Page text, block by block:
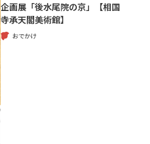
企画展「後水尾院の京」【相国
寺承天閣美術館】
おでかけ